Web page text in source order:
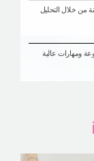
من خلال التحليل
ومهارات عالية